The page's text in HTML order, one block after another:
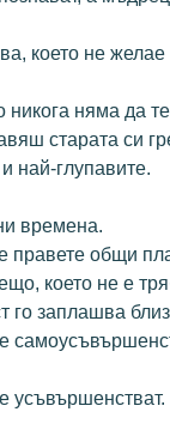
което не
никога няма да
старата си
най-глупавите.
времена.
правете общи
което не е
го заплашва
усъвършенстват.